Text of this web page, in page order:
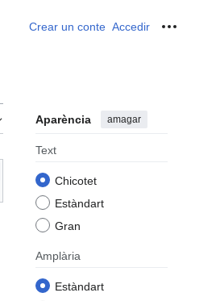
Crear un conte Accedir
Aparència amagar
Text
Chicotet
Estàndart
Gran
Amplària
Estàndart